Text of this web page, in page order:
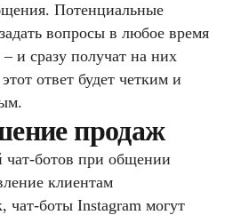
Потенциальные
вопросы в любое время
и сразу получат на них
ответ будет четким и
продаж
ботов при общении
клиентам
чат-боты Instagram могут